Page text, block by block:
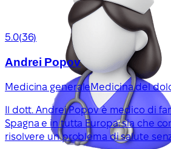
5.0(36)
Andrei Popov
Medicina generaleMedicina del
Il dott. Andrei Popov è medico di
Spagna e in tutta Europa: sia che
risolvere un problema di salute